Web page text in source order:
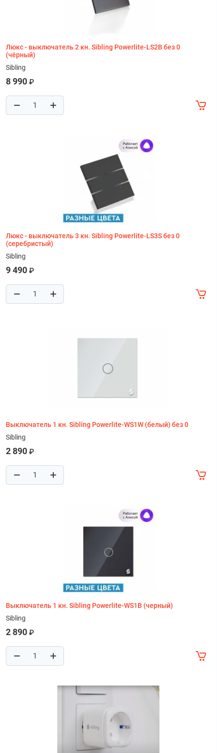
Люкс - выключатель 2 кн. Sibling Powerlite-LS2B без 0
(чёрный)
Sibling
8 990 ₽
Люкс - выключатель 3 кн. Sibling Powerlite-LS3S без 0
(серебристый)
Sibling
9 490 ₽
Выключатель 1 кн. Sibling Powerlite-WS1W (белый) без 0
Sibling
2 890 ₽
Выключатель 1 кн. Sibling Powerlite-WS1B (черный)
Sibling
2 890 ₽